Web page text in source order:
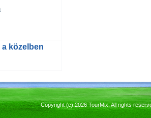
a közelben
Copyright (c) 2026 TourMix. All rights